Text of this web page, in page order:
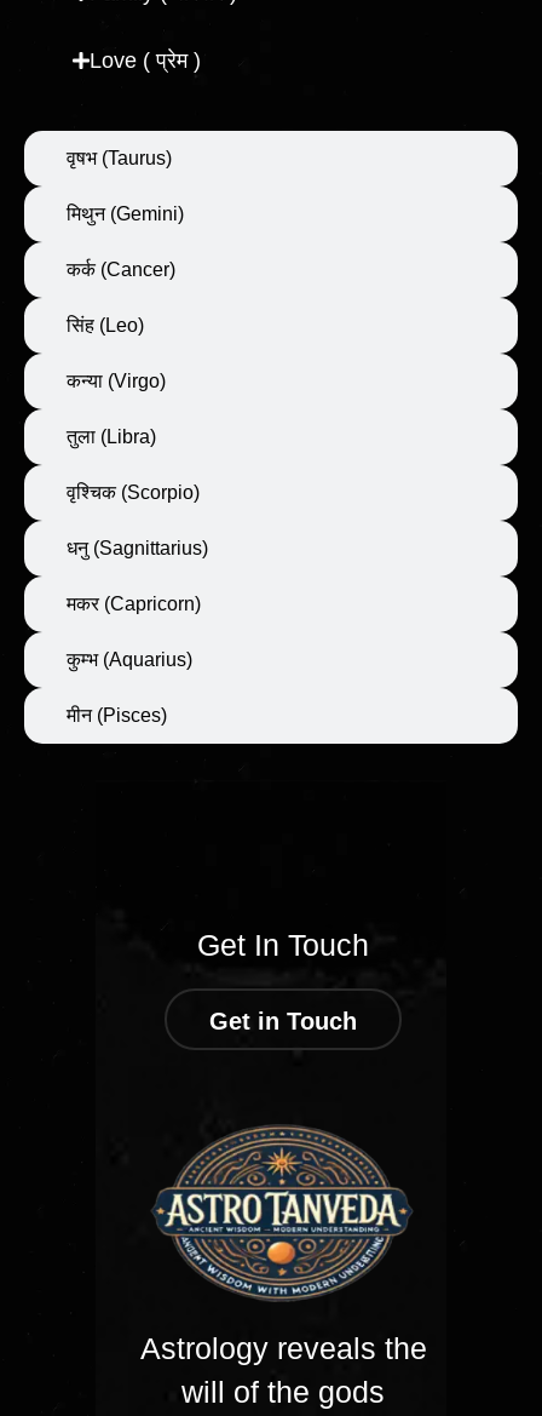
वृषभ (Taurus)
मिथुन (Gemini)
कर्क (Cancer)
सिंह (Leo)
कन्या (Virgo)
तुला (Libra)
वृश्चिक (Scorpio)
धनु (Sagnittarius)
मकर (Capricorn)
कुम्भ (Aquarius)
मीन (Pisces)
Love ( प्रेम )
Get In Touch
Get in Touch
Astrology reveals the
will of the gods